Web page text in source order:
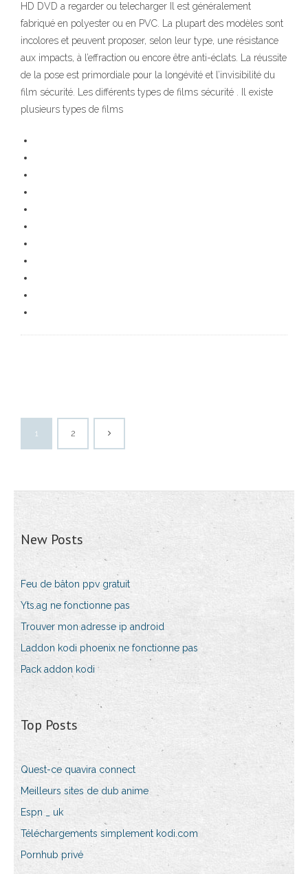
HD DVD a regarder ou telecharger Il est généralement
fabriqué en polyester ou en PVC. La plupart des modèles sont
incolores et peuvent proposer, selon leur type, une résistance
aux impacts, à l’effraction ou encore être anti-éclats. La réussite
de la pose est primordiale pour la longévité et l’invisibilité du
film sécurité. Les différents types de films sécurité . Il existe
plusieurs types de films
1 2
New Posts
Feu de bâton ppv gratuit
Yts.ag ne fonctionne pas
Trouver mon adresse ip android
Laddon kodi phoenix ne fonctionne pas
Pack addon kodi
Top Posts
Quest-ce quavira connect
Meilleurs sites de dub anime
Espn _ uk
Téléchargements simplement kodi.com
Pornhub privé